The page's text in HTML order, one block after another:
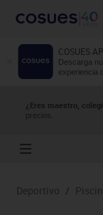
COSUES
Descarga
experiencia
¿Eres maestro,
precios.
Deportivo /